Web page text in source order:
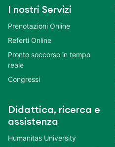
I nostri Servizi
Prenotazioni Online
Referti Online
Pronto soccorso in tempo
reale
Congressi
Didattica, ricerca e
assistenza
Humanitas University